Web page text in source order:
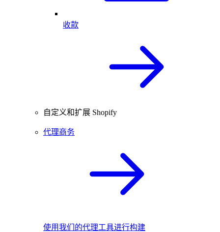
收款
自定义和扩展 Shopify
代理商务
使用我们的代理工具进行构建